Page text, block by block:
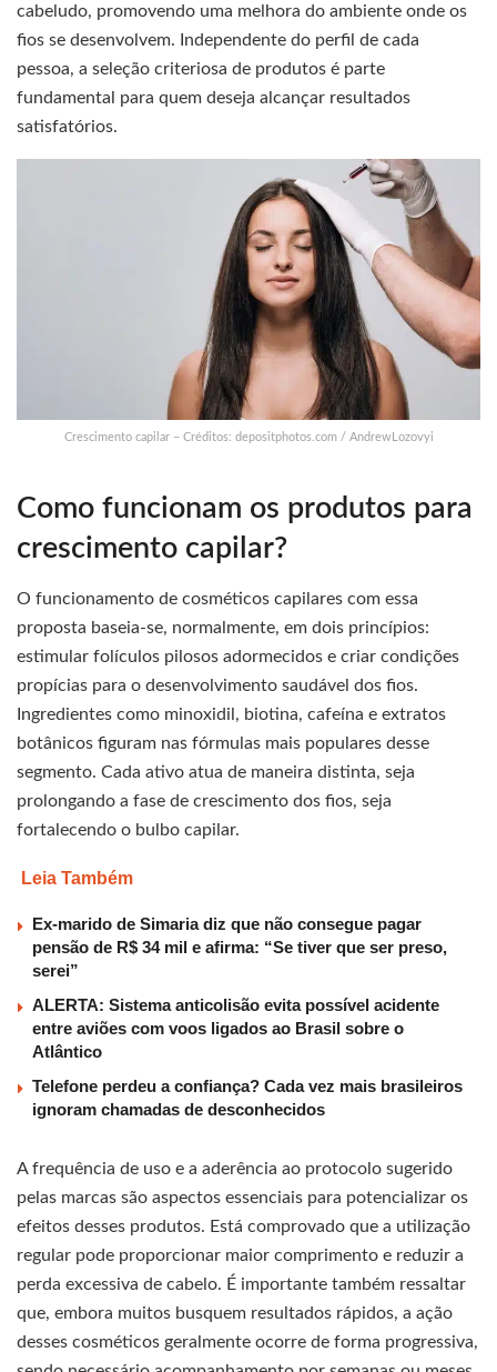
cabeludo, promovendo uma melhora do ambiente onde os
fios se desenvolvem. Independente do perfil de cada
pessoa, a seleção criteriosa de produtos é parte
fundamental para quem deseja alcançar resultados
satisfatórios.
Crescimento capilar – Créditos: depositphotos.com / AndrewLozovyi
Como funcionam os produtos para
crescimento capilar?
O funcionamento de cosméticos capilares com essa
proposta baseia-se, normalmente, em dois princípios:
estimular folículos pilosos adormecidos e criar condições
propícias para o desenvolvimento saudável dos fios.
Ingredientes como minoxidil, biotina, cafeína e extratos
botânicos figuram nas fórmulas mais populares desse
segmento. Cada ativo atua de maneira distinta, seja
prolongando a fase de crescimento dos fios, seja
fortalecendo o bulbo capilar.
Leia Também
Ex-marido de Simaria diz que não consegue pagar
pensão de R$ 34 mil e afirma: “Se tiver que ser preso,
serei”
ALERTA: Sistema anticolisão evita possível acidente
entre aviões com voos ligados ao Brasil sobre o
Atlântico
Telefone perdeu a confiança? Cada vez mais brasileiros
ignoram chamadas de desconhecidos
A frequência de uso e a aderência ao protocolo sugerido
pelas marcas são aspectos essenciais para potencializar os
efeitos desses produtos. Está comprovado que a utilização
regular pode proporcionar maior comprimento e reduzir a
perda excessiva de cabelo. É importante também ressaltar
que, embora muitos busquem resultados rápidos, a ação
desses cosméticos geralmente ocorre de forma progressiva,